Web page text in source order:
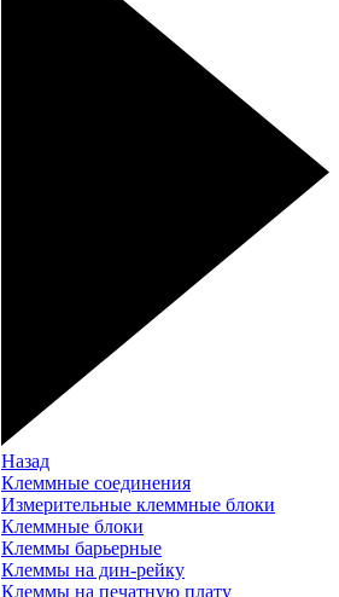
Назад
Клеммные соединения
Измерительные клеммные блоки
Клеммные блоки
Клеммы барьерные
Клеммы на дин-рейку
Клеммы на печатную плату